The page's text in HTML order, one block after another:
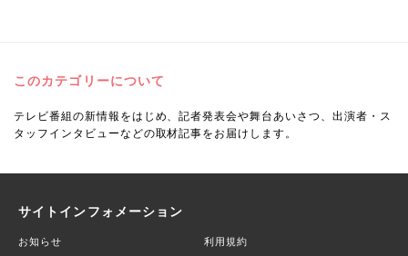
このカテゴリーについて
テレビ番組の新情報をはじめ、記者発表会や舞台あいさつ、出演者・ス
タッフインタビューなどの取材記事をお届けします。
サイトインフォメーション
お知らせ 利用規約